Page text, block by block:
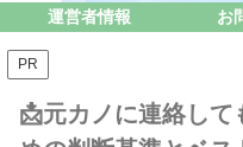
運営者情報 お
PR
📩元カノに連絡して